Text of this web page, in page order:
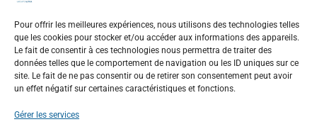
Pour offrir les meilleures expériences, nous utilisons des technologies telles
que les cookies pour stocker et/ou accéder aux informations des appareils.
Le fait de consentir à ces technologies nous permettra de traiter des
données telles que le comportement de navigation ou les ID uniques sur ce
site. Le fait de ne pas consentir ou de retirer son consentement peut avoir
un effet négatif sur certaines caractéristiques et fonctions.
Gérer les services
REJOIGNEZ-NOUS
Nos offres d’emploi
Consulter votre compte
Faire une candidature spontanée